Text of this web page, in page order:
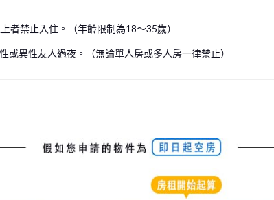
write your name again.
者禁止入住。（年齡限制為18～35歲）
或異性友人過夜。（無論單人房或多人房一律禁止）